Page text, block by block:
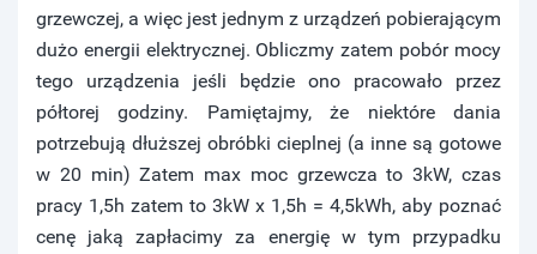
grzewczej, a więc jest jednym z urządzeń pobierającym
dużo energii elektrycznej. Obliczmy zatem pobór mocy
tego urządzenia jeśli będzie ono pracowało przez
półtorej godziny. Pamiętajmy, że niektóre dania
potrzebują dłuższej obróbki cieplnej (a inne są gotowe
w 20 min) Zatem max moc grzewcza to 3kW, czas
pracy 1,5h zatem to 3kW x 1,5h = 4,5kWh, aby poznać
cenę jaką zapłacimy za energię w tym przypadku